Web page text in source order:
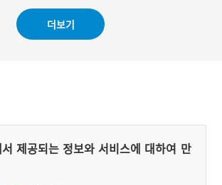
#경상북도 근대문화유산
더보기
제공되는 정보와 서비스에 대하여 만